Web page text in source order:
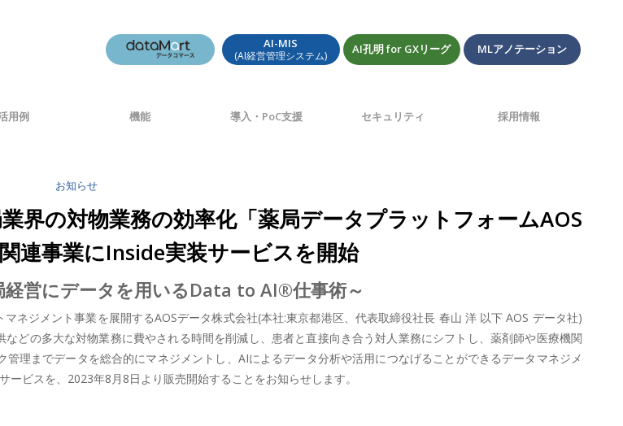
AI-MIS
(AI経営管理システム) AI孔明 for GXリーグ MLアノテーション
用例 機能 導入・PoC支援 セキュリティ 採用情報
お知らせ
界の対物業務の効率化「薬局データプラットフォームAOS
連事業にInside実装サービスを開始
経営にデータを用いるData to AI®仕事術～
ネジメント事業を展開するAOSデータ株式会社(本社:東京都港区、代表取締役社長 春山 洋 以下 AOS データ社)
どの多大な対物業務に費やされる時間を削減し、患者と直接向き合う対人業務にシフトし、薬剤師や医療機関
理までデータを総合的にマネジメントし、AIによるデータ分析や活用につなげることができるデータマネジメ
ービスを、2023年8月8日より販売開始することをお知らせします。